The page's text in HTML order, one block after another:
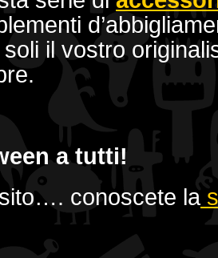
il vostro
a tutti!
conoscete la